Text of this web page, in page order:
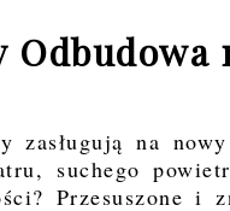
zasługują na
suchego
Przesuszone